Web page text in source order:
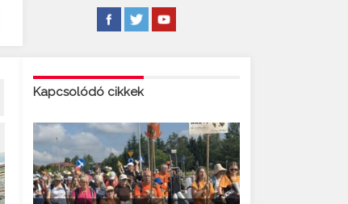
Kapcsolódó cikkek